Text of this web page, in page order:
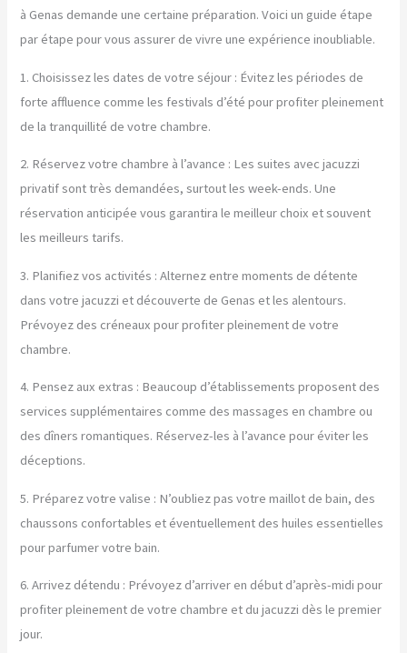
à Genas demande une certaine préparation. Voici un guide étape
par étape pour vous assurer de vivre une expérience inoubliable.
1. Choisissez les dates de votre séjour : Évitez les périodes de
forte affluence comme les festivals d’été pour profiter pleinement
de la tranquillité de votre chambre.
2. Réservez votre chambre à l’avance : Les suites avec jacuzzi
privatif sont très demandées, surtout les week-ends. Une
réservation anticipée vous garantira le meilleur choix et souvent
les meilleurs tarifs.
3. Planifiez vos activités : Alternez entre moments de détente
dans votre jacuzzi et découverte de Genas et les alentours.
Prévoyez des créneaux pour profiter pleinement de votre
chambre.
4. Pensez aux extras : Beaucoup d’établissements proposent des
services supplémentaires comme des massages en chambre ou
des dîners romantiques. Réservez-les à l’avance pour éviter les
déceptions.
5. Préparez votre valise : N’oubliez pas votre maillot de bain, des
chaussons confortables et éventuellement des huiles essentielles
pour parfumer votre bain.
6. Arrivez détendu : Prévoyez d’arriver en début d’après-midi pour
profiter pleinement de votre chambre et du jacuzzi dès le premier
jour.